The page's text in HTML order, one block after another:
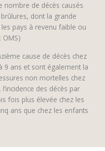
nombre de décès causés
dont la grande
pays à revenu faible ou
OMS)
cause de décès chez
9 ans et sont également la
non mortelles chez
des décès par
fois plus élevée chez les
ans que chez les enfants